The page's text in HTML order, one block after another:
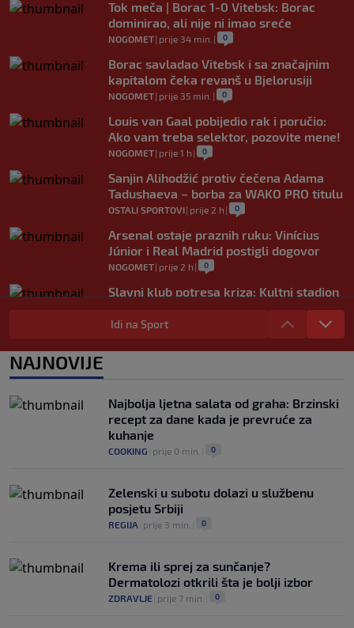
Tok meča | Borac 1-0 Vitebsk: Borac
dominirao, ali nije ni imao sreće
NOGOMET| prije 34 min. | 0
Borac savladao Vitebsk i sa značajnim
kapitalom čeka revanš u Bjelorusiji
NOGOMET| prije 35 min. | 0
Louis van Gaal pobijedio rak i poručio:
Ako vam treba selektor, pozovite mene!
NOGOMET| prije 1 h | 0
Sanjin Alihodžić protiv čečena Adama
Tadushaeva – borba za WAKO PRO titulu
OSTALI SPORTOVI| prije 2 h | 0
Arsenal ostaje praznih ruku: Vinícius
Júnior i Real Madrid postigli dogovor
NOGOMET| prije 2 h | 0
Slavni klub potresa kriza: Kultni stadion
u Italiji bit će prazan na početku sezone,
navijači objavili rat upravi
Idi na Sport
NAJNOVIJE
Najbolja ljetna salata od graha: Brzinski
recept za dane kada je prevruće za
kuhanje
COOKING prije 0 min. 0
Zelenski u subotu dolazi u službenu
posjetu Srbiji
REGIJA prije 3 min. 0
Krema ili sprej za sunčanje?
Dermatolozi otkrili šta je bolji izbor
ZDRAVLJE prije 7 min. 0